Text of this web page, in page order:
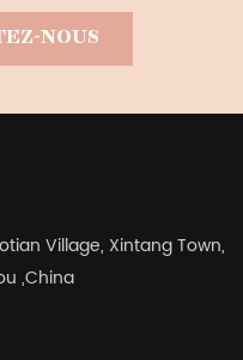
NOUS
Village, Xintang Town,
,China